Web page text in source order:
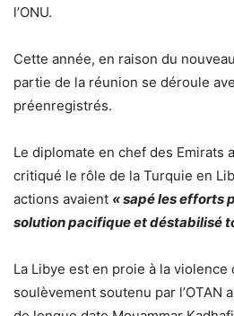
l’ONU.
Cette année, en raison du
partie de la réunion se déroule
préenregistrés.
Le diplomate en chef des Emirats
critiqué le rôle de la Turquie en
actions avaient « sapé les efforts
solution pacifique et déstabilisé
La Libye est en proie à la violence
soulèvement soutenu par l’OTAN